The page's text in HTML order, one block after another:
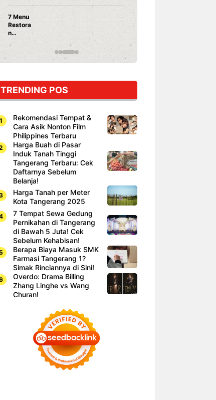
7 Menu
Restora
n
yang
Dicoba,
Cuma
Sushi!
TRENDING POS
Rekomendasi Tempat &
Cara Asik Nonton Film
Philippines Terbaru
Harga Buah di Pasar
Induk Tanah Tinggi
Tangerang Terbaru: Cek
Daftarnya Sebelum
Belanja!
Harga Tanah per Meter
Kota Tangerang 2025
7 Tempat Sewa Gedung
Pernikahan di Tangerang
di Bawah 5 Juta! Cek
Sebelum Kehabisan!
Berapa Biaya Masuk SMK
Farmasi Tangerang 1?
Simak Rinciannya di Sini!
Overdo: Drama Billing
Zhang Linghe vs Wang
Churan!